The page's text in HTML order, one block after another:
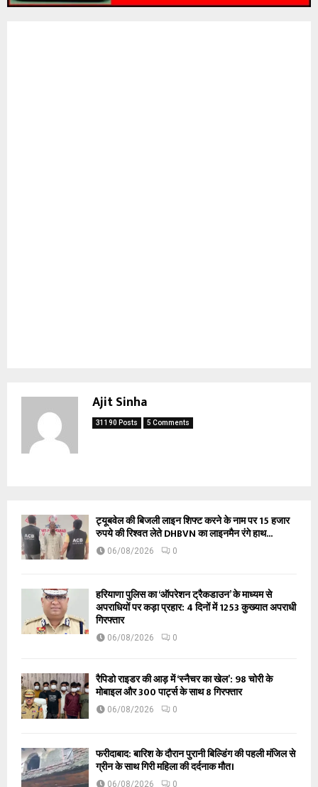
Ajit Sinha
31190 Posts 5 Comments
ट्यूबवेल की बिजली लाइन शिफ्ट करने के नाम पर 15 हजार
रुपये की रिश्वत लेते DHBVN का लाइनमैन रंगे हाथ...
06/08/2026 0
हरियाणा पुलिस का ‘ऑपरेशन ट्रैकडाउन’ के माध्यम से
अपराधियों पर कड़ा प्रहार: 4 दिनों में 1253 कुख्यात अपराधी
गिरफ्तार
06/08/2026 0
रैपिडो राइडर की आड़ में ‘स्नैचर का खेल’: 98 चोरी के
मोबाइल और 300 पार्ट्स के साथ 8 गिरफ्तार
06/08/2026 0
फरीदाबाद: बारिश के दौरान पुरानी बिल्डिंग की पहली मंजिल से
ग्रीन के साथ गिरी महिला की दर्दनाक मौत।
06/08/2026 0